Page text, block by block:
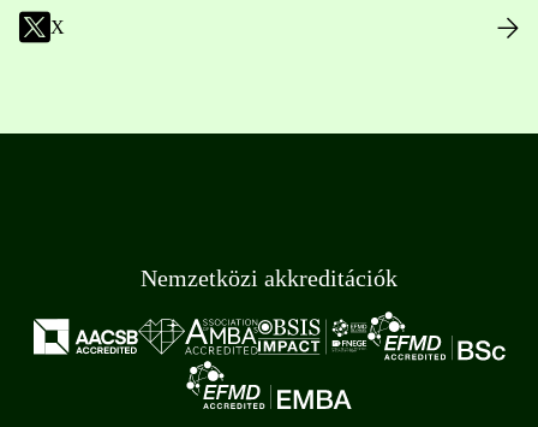
X
Nemzetközi akkreditációk